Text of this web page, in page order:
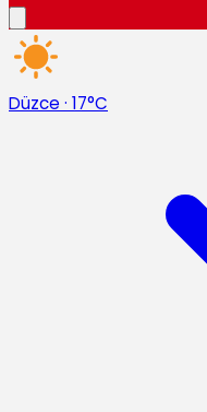
Düzce · 17°C